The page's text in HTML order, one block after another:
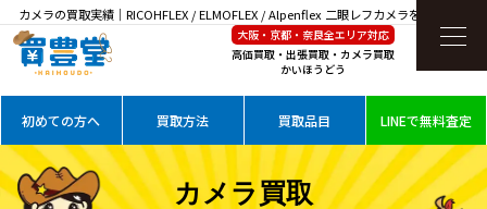
カメラの買取実績｜RICOHFLEX / ELMOFLEX / Alpenflex 二眼レフカメラを高価買取
大阪・京都・奈良全エリア対応
高価買取・出張買取・カメラ買取
かいほうどう
初めての方へ 買取方法 買取品目 LINEで無料査定
カメラ買取